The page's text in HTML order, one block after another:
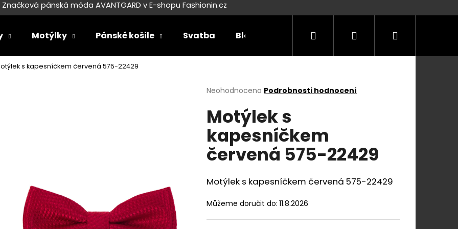
Značková pánská móda AVANTGARD v E-shopu Fashionin.cz
Motýlky Pánské košile Svatba Blog Příležitosti Velikostní tabulky
Hledat PřihlášeníNákupní
s kapesníčkem červená 575-22429
Průměrné
produktu
je
0,0
5
hvězdiček.
Neohodnoceno Podrobnosti hodnocení
Motýlek s
kapesníčkem
červená 575-22429
Motýlek s kapesníčkem červená 575-22429
Můžeme doručit do: 11.8.2026
Co potřebujete najít?
SET LÁTKOVÉ ŠLE Y S KOŽENÝM SET LÁTKOVÉ ŠLE Y S KOŽENÝM